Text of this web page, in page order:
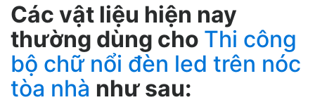
Các vật liệu hiện nay
thường dùng cho Thi công
bộ chữ nổi đèn led trên nóc
tòa nhà như sau: